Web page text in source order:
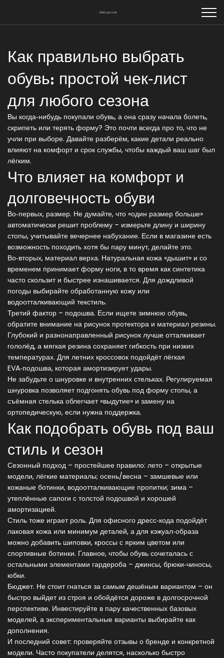
Как правильно выбрать
обувь: простой чек‑лист
для любого сезона
Вы когда‑нибудь покупали обувь, а она сразу начала болеть,
скрипеть или терять форму? Это почти всегда про то, что не
учли при выборе. Давайте разберём, какие детали реально
влияют на комфорт и срок службы, чтобы каждый ваш шаг был
лёгким.
Что влияет на комфорт и
долговечность обуви
Во‑первых, размер. Не думайте, что «один размер больше»
автоматически решит проблему – измерьте длину и ширину
стопы, учитывайте вечернее набухание. Если в магазине есть
возможность походить хотя бы пару минут, делайте это.
Во‑вторых, материал верха. Натуральная кожа «дышит» и со
временем принимает форму ноги, в то время как синтетика
часто скользит и быстрее изнашивается. Для дождливой
погоды выбирайте обработанную кожу или
водоотталкивающий текстиль.
Третий фактор – подошва. Если ищете зимнюю обувь,
обратите внимание на рисунок протектора и материал резины.
Глубокий и разнонаправленный рисунок лучше отталкивает
гололёд, а мягкая резина сохраняет гибкость при низких
температурах. Для летних кроссовок подойдёт лёгкая
EVA‑подошва, которая амортизирует удары.
Не забудьте о шнуровке и внутренних стельках. Регулируемая
шнуровка позволяет подгонять обувь под форму стопы, а
съёмная стелька облегчает «выдутие» и замену на
ортопедическую, если нужна поддержка.
Как подобрать обувь под ваш
стиль и сезон
Сезонный подход – простейшее правило: лето – открытые
модели, лёгкие материалы; осень/весна – замшевые или
кожаные ботинки, водоотталкивающие пропитки; зима –
утеплённые сапоги с толстой подошвой и хорошей
амортизацией.
Стиль тоже играет роль. Для офисного дресс‑кода подойдёт
лаковая кожа или минимум деталей, а для кэжуал‑образа
можно добавить шиповки, кроссы с ярким цветом или
спортивные ботинки. Главное, чтобы обувь сочеталась с
остальными элементами гардероба – джинсы, брюки‑чиносы,
юбки.
Бюджет. Не стоит гнаться за самым дешёным вариантом – он
быстро выйдет из строя и обойдётся дороже в долгосрочной
перспективе. Инвестируйте в пару качественных базовых
моделей, а экспериментальные варианты выбирайте как
дополнения.
И последний совет: проверяйте отзывы о бренде и конкретной
модели. Часто покупатели делятся, насколько быстро